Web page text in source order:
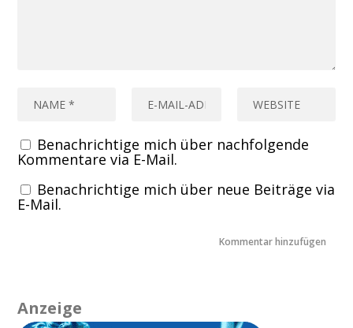
Benachrichtige mich über nachfolgende
Kommentare via E-Mail.
Benachrichtige mich über neue Beiträge via
E-Mail.
Anzeige